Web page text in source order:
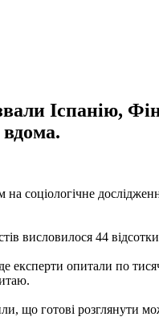
Іспанію,
на соціологічне
висловилося 44
експерти опитали по
що готові розглянути